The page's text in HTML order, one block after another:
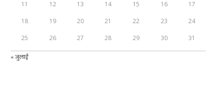
11 12 13 14 15 16 17
18 19 20 21 22 23 24
25 26 27 28 29 30 31
« जुलाई